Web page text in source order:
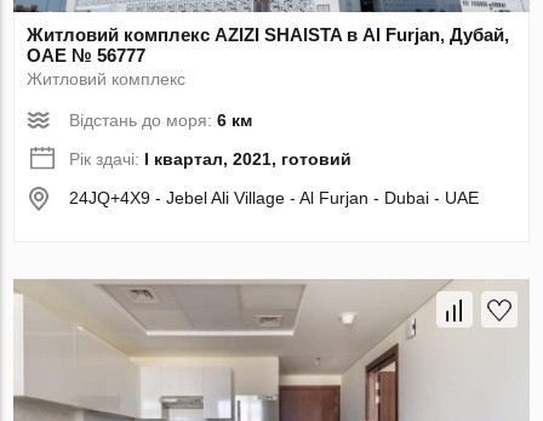
Житловий комплекс AZIZI SHAISTA в Al Furjan, Дубай,
ОАЕ № 56777
Житловий комплекс
Відстань до моря:6 км
Рік здачі: I квартал, 2021, готовий
24JQ+4X9 - Jebel Ali Village - Al Furjan - Dubai - UAE